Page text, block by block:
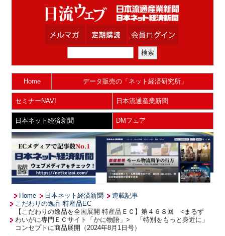
Home データ販売の「ネット経済研究所」
セミナーNAVI 日本流通産業新聞
日本ネット経済新聞 DMフェア
Home 日本ネット経済新聞
連載記事
こだわりの逸品 特産品EC
【こだわりの逸品を全国展開 特産品ＥＣ】第４６８回 <まるず
わいがに専門ＥＣサイト「かに物語」> 「特別をもっと身近に」
コンセプトに商品展開（2024年8月1日号）